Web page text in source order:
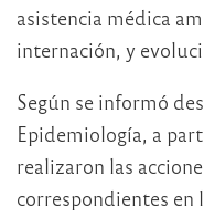
asistencia médica
internación, y
Según se informó
Epidemiología, a
realizaron las
correspondientes en